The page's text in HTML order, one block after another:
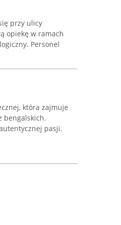
przy ulicy
opiekę w ramach
Personel
która zajmuje
bengalskich.
pasji.